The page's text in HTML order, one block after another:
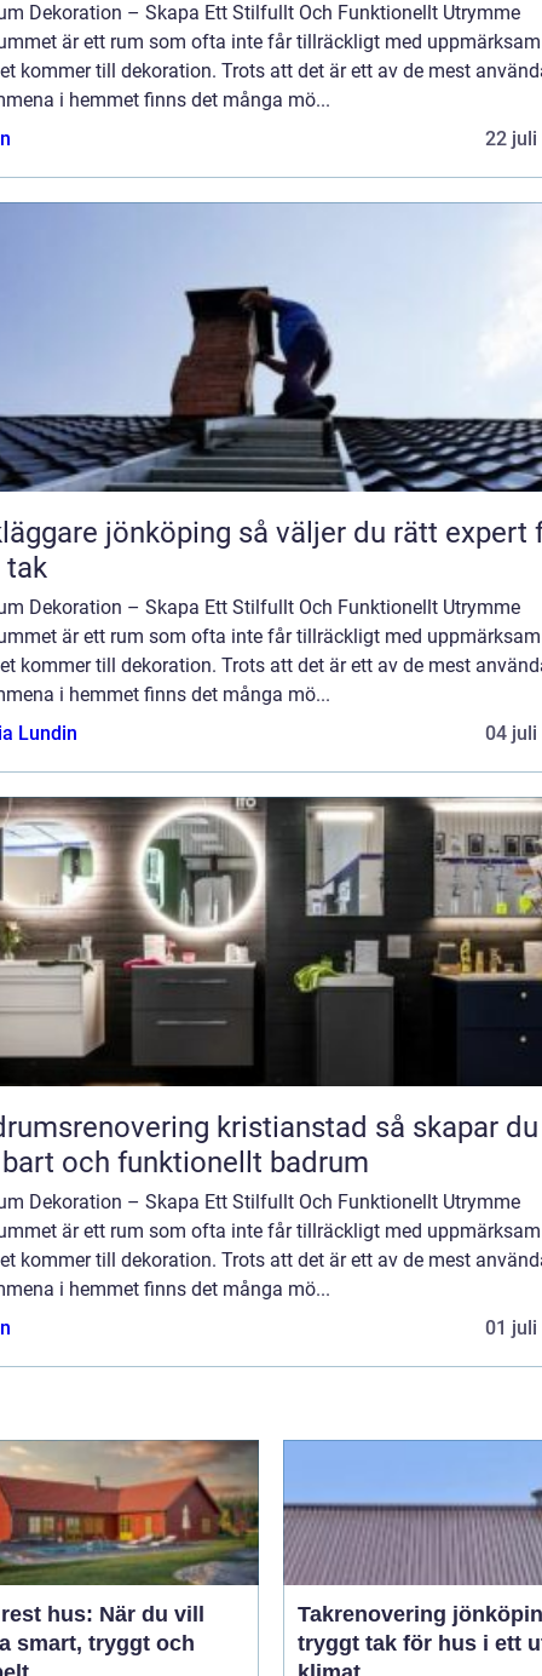
Dekoration – Skapa Ett Stilfullt Och Funktionellt Utrymme
är ett rum som ofta inte får tillräckligt med
kommer till dekoration. Trots att det är ett av de mest
i hemmet finns det många mö...
22 juli
jönköping så väljer du rätt expert för
Dekoration – Skapa Ett Stilfullt Och Funktionellt Utrymme
är ett rum som ofta inte får tillräckligt med
kommer till dekoration. Trots att det är ett av de mest
i hemmet finns det många mö...
Lundin
04 juli
kristianstad så skapar du ett
och funktionellt badrum
Dekoration – Skapa Ett Stilfullt Och Funktionellt Utrymme
är ett rum som ofta inte får tillräckligt med
kommer till dekoration. Trots att det är ett av de mest
i hemmet finns det många mö...
01 juli
hus: När du vill
smart, tryggt och
Takrenovering
tryggt tak för hus i ett